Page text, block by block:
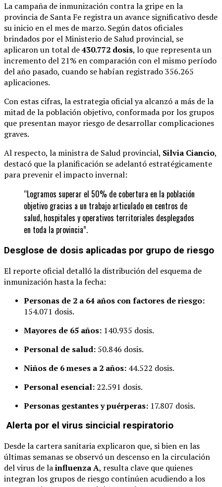
La campaña de inmunización contra la gripe en la
provincia de Santa Fe registra un avance significativo desde
su inicio en el mes de marzo. Según datos oficiales
brindados por el Ministerio de Salud provincial, se
aplicaron un total de430.772 dosis, lo que representa un
incremento del 21% en comparación con el mismo período
del año pasado, cuando se habían registrado 356.265
aplicaciones.
Con estas cifras, la estrategia oficial ya alcanzó a más de la
mitad de la población objetivo, conformada por los grupos
que presentan mayor riesgo de desarrollar complicaciones
graves.
Al respecto, la ministra de Salud provincial, Silvia Ciancio,
destacó que la planificación se adelantó estratégicamente
para prevenir el impacto invernal:
“Logramos superar el 50% de cobertura en la población
objetivo gracias a un trabajo articulado en centros de
salud, hospitales y operativos territoriales desplegados
en toda la provincia”.
Desglose de dosis aplicadas por grupo de riesgo
El reporte oficial detalló la distribución del esquema de
inmunización hasta la fecha:
Personas de 2 a 64 años con factores de riesgo:
154.071 dosis.
Mayores de 65 años: 140.935 dosis.
Personal de salud: 50.846 dosis.
Niños de 6 meses a 2 años: 44.522 dosis.
Personal esencial: 22.591 dosis.
Personas gestantes y puérperas: 17.807 dosis.
Alerta por el virus sincicial respiratorio
Desde la cartera sanitaria explicaron que, si bien en las
últimas semanas se observó un descenso en la circulación
del virus de lainfluenza A, resulta clave que quienes
integran los grupos de riesgo continúen acudiendo a los